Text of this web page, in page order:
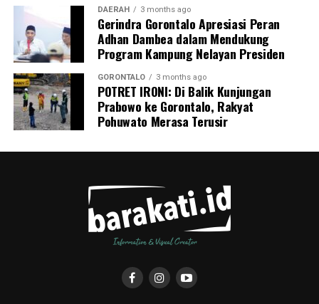
DAERAH 3 months ago
Gerindra Gorontalo Apresiasi Peran
Adhan Dambea dalam Mendukung
Program Kampung Nelayan Presiden
GORONTALO 3 months ago
POTRET IRONI: Di Balik Kunjungan
Prabowo ke Gorontalo, Rakyat
Pohuwato Merasa Terusir